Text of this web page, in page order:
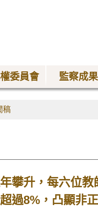
委員會 監察成
稿
攀升，每六位
過8%，凸顯非